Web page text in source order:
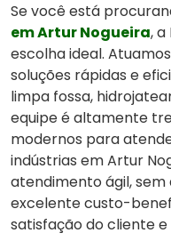
Se você está
em Artur Nogueira, a
escolha ideal.
soluções rápidas e
limpa fossa,
equipe é altamente
modernos para
indústrias em Artur
atendimento ágil,
excelente custo-
satisfação do cliente